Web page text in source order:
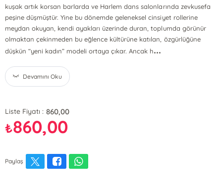
kuşak artık korsan barlarda ve Harlem dans salonlarında zevkusefa
peşine düşmüştür. Yine bu dönemde geleneksel cinsiyet rollerine
meydan okuyan, kendi ayakları üzerinde duran, toplumda görünür
olmaktan çekinmeden bu eğlence kültürüne katılan, özgürlüğüne
düşkün “yeni kadın” modeli ortaya çıkar. Ancak h...
Devamını Oku
Liste Fiyatı : 860,00
₺860,00
Paylaş